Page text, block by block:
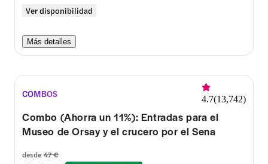
Ver disponibilidad
Más detalles
COMBOS 4.7(13,742)
Combo (Ahorra un 11%): Entradas para el
Museo de Orsay y el crucero por el Sena
desde 47 €